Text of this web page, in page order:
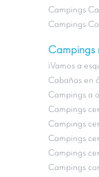
Campings
Campings
Campings
¡Vamos a
Cabañas en
Campings a
Campings
Campings
Campings
Campings
Campings